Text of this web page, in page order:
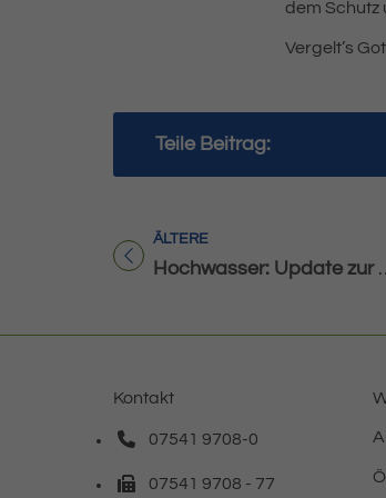
dem Schutz
Vergelt’s
Teile Beitrag:
ÄLTERE
Titel für Beitrag
Hochwasser: Update zur Hochwasserlage
Kontakt
07541 9708-0
Telefonnummer: 0 7 5 4 1 9 7 0 8 0
07541 9708 - 77
Faxnummer: 0 7 5 4 1 9 7 0 8 7 7